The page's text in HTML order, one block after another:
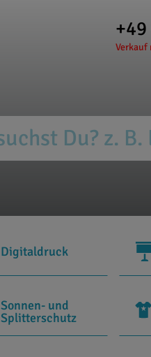
Verkauf
Digitaldruck
Sonnen- und
Splitterschutz